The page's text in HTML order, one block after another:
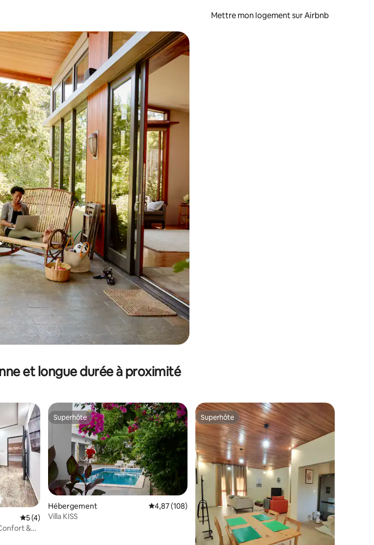
Mettre mon logement sur Airbnb
bas pour les parcourir ou en appuyant et en faisant glisser.
et longue durée à proximité
Évaluation moyenne sur la base de 4 commentaires : 5 sur 5
5 (4)
&
Superhôte
Superhôte
Hébergement Évaluation moyenne sur la base de 108 commentaires : 4,87 sur 5
4,87 (108)
Villa KISS
Superhôte
Superhôte